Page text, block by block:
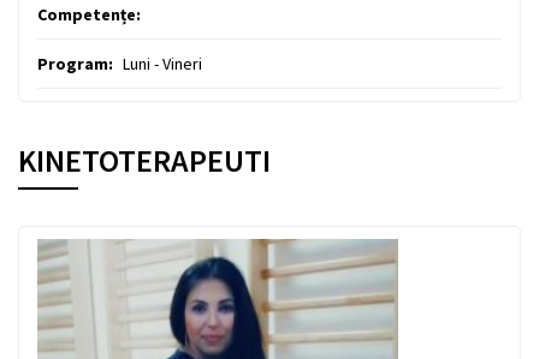
Competențe:
Program: Luni - Vineri
KINETOTERAPEUTI